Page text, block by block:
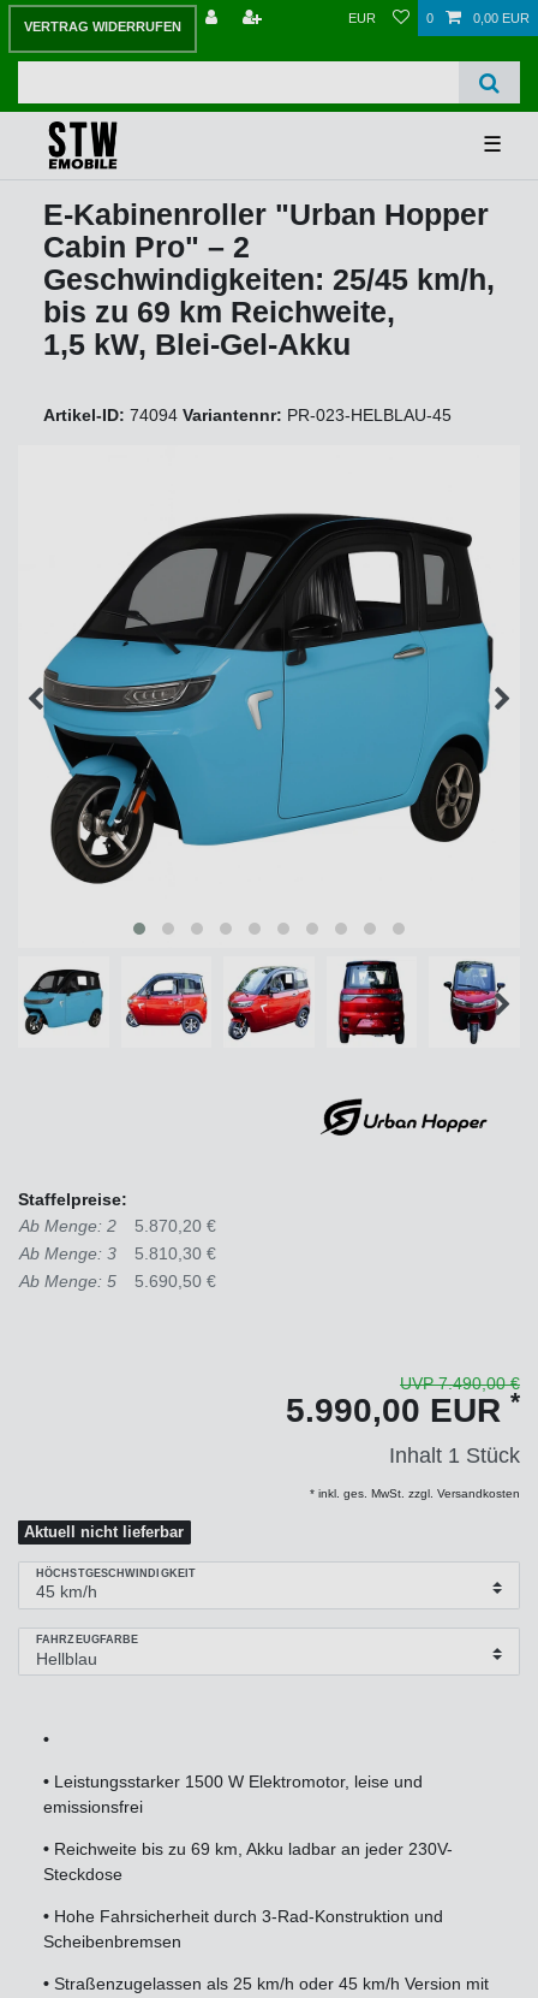
VERTRAG WIDERRUFEN
EUR 0 0,00 EUR
☰
E-Kabinenroller "Urban Hopper
Cabin Pro" – 2
Geschwindigkeiten: 25/45 km/h,
bis zu 69 km Reichweite,
1,5 kW, Blei-Gel-Akku
Artikel-ID: 74094 Variantennr: PR-023-HELBLAU-45
Staffelpreise:
Ab Menge: 2
5.870,20 €
Ab Menge: 3
5.810,30 €
Ab Menge: 5
5.690,50 €
UVP 7.490,00 €
5.990,00 EUR *
Inhalt 1 Stück
* inkl. ges. MwSt. zzgl. Versandkosten
Aktuell nicht lieferbar
HÖCHSTGESCHWINDIGKEIT
FAHRZEUGFARBE
•
• Leistungsstarker 1500 W Elektromotor, leise und
emissionsfrei
• Reichweite bis zu 69 km, Akku ladbar an jeder 230V-
Steckdose
• Hohe Fahrsicherheit durch 3-Rad-Konstruktion und
Scheibenbremsen
• Straßenzugelassen als 25 km/h oder 45 km/h Version mit